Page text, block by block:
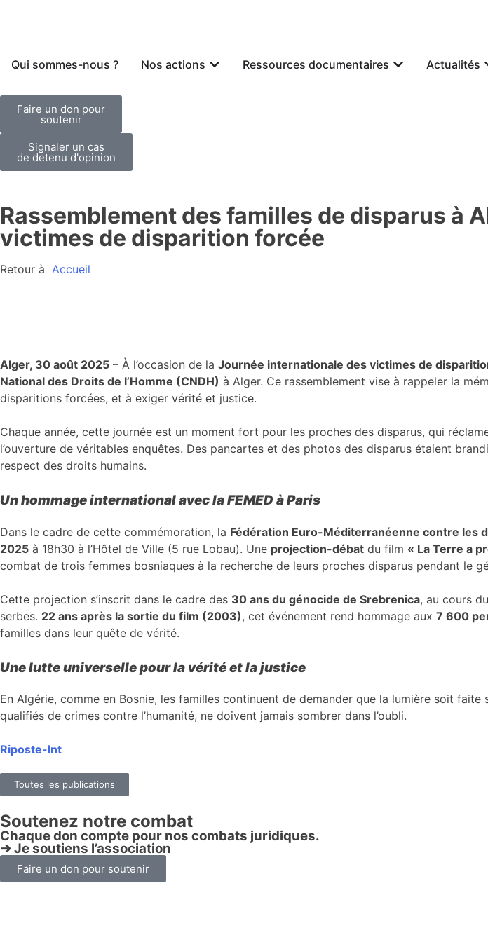
Qui sommes-nous ? Nos actions Ressources documentaires Actualités
Faire un don pour
soutenir
Signaler un cas
de detenu d'opinion
Rassemblement des familles de disparus à
victimes de disparition forcée
Retour à Accueil
Alger, 30 août 2025 – À l’occasion de la Journée internationale des victimes de
National des Droits de l’Homme (CNDH) à Alger. Ce rassemblement vise à rappeler la
disparitions forcées, et à exiger vérité et justice.
Chaque année, cette journée est un moment fort pour les proches des disparus, qui
l’ouverture de véritables enquêtes. Des pancartes et des photos des disparus étaient
respect des droits humains.
Un hommage international avec la FEMED à Paris
Dans le cadre de cette commémoration, la Fédération Euro-Méditerranéenne contre les
2025 à 18h30 à l’Hôtel de Ville (5 rue Lobau). Une projection-débat du film « La Terre a
combat de trois femmes bosniaques à la recherche de leurs proches disparus pendant le
Cette projection s’inscrit dans le cadre des 30 ans du génocide de Srebrenica, au cours
serbes. 22 ans après la sortie du film (2003), cet événement rend hommage aux 7 600
familles dans leur quête de vérité.
Une lutte universelle pour la vérité et la justice
En Algérie, comme en Bosnie, les familles continuent de demander que la lumière soit
qualifiés de crimes contre l’humanité, ne doivent jamais sombrer dans l’oubli.
Riposte-Int
Toutes les publications
Soutenez notre combat
Chaque don compte pour nos combats juridiques.
➔ Je soutiens l’association
Faire un don pour soutenir